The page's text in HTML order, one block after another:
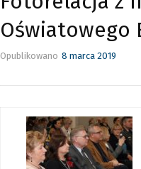
Oświatowego
Opublikowano 8 marca 2019